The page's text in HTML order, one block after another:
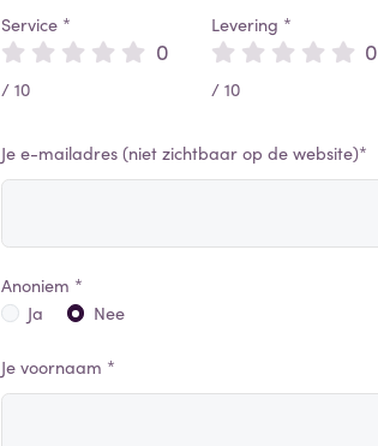
Service *
0
/ 10
Levering *
0
/ 10
Je e-mailadres (niet zichtbaar op de website)*
Anoniem *
Ja
Nee
Je voornaam *